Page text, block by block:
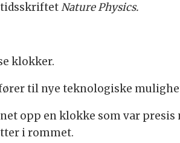
Nature Physics.
klokker.
til nye teknologiske
opp en klokke som var
i rommet.